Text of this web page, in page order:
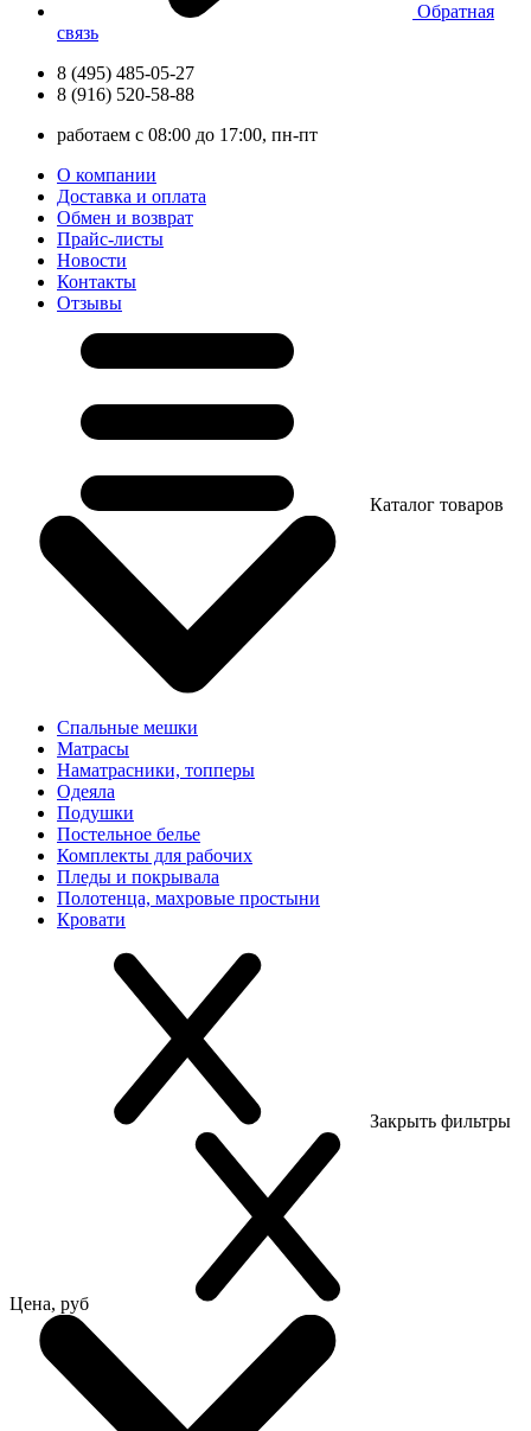
Обратная
связь
8 (495) 485-05-27
8 (916) 520-58-88
работаем с 08:00 до 17:00, пн-пт
О компании
Доставка и оплата
Обмен и возврат
Прайс-листы
Новости
Контакты
Отзывы
Каталог товаров
Спальные мешки
Матрасы
Наматрасники, топперы
Одеяла
Подушки
Постельное белье
Комплекты для рабочих
Пледы и покрывала
Полотенца, махровые простыни
Кровати
Закрыть фильтры
Цена, руб